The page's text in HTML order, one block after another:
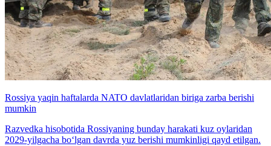
Rossiya yaqin haftalarda NATO davlatlaridan biriga zarba berishi
mumkin
Razvedka hisobotida Rossiyaning bunday harakati kuz oylaridan
2029-yilgacha bo‘lgan davrda yuz berishi mumkinligi qayd etilgan.